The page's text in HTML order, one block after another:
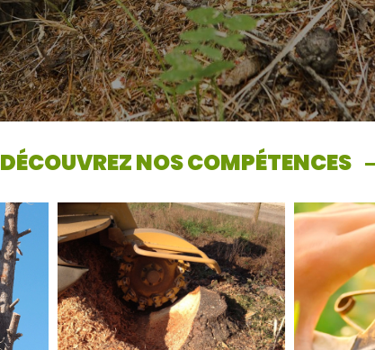
DÉCOUVREZ NOS COMPÉTENCES